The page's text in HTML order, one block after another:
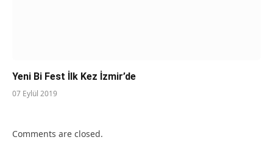
Yeni Bi Fest İlk Kez İzmir’de
07 Eylül 2019
Comments are closed.